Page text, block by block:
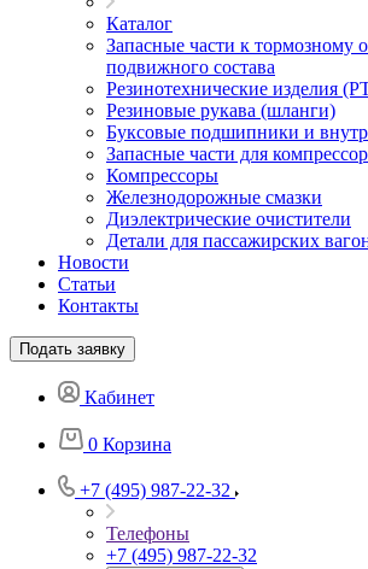
Каталог
Запасные части к тормозному
подвижного состава
Резинотехнические изделия
Резиновые рукава (шланги)
Буксовые подшипники и
Запасные части для
Компрессоры
Железнодорожные смазки
Диэлектрические очистители
Детали для пассажирских
Новости
Статьи
Контакты
Подать заявку
Кабинет
0 Корзина
+7 (495) 987-22-32
Телефоны
+7 (495) 987-22-32